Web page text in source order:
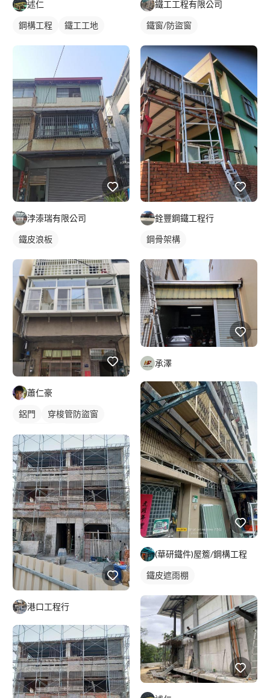
述仁
鋼構工程 鐵工工地
浡溙瑞有限公司
鐵皮浪板
蕭仁豪
鋁門
穿梭管防盜窗
鐵窗/防盜窗
港口工程行
鐵工工程有限公司
鐵窗/防盜窗
銓豐鋼鐵工程行
鋼骨架構
承澤
(華研鐵件)屋簷/鋼構工程
鐵皮遮雨棚